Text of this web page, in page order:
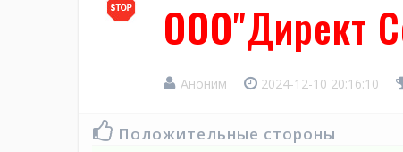
ООО"Директ
Аноним 2024-12-10 20:16:10
Положительные стороны